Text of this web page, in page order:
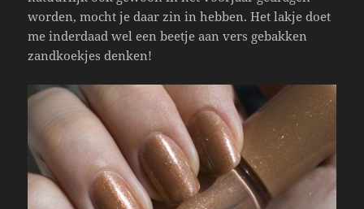
worden, mocht je daar zin in hebben. Het lakje doet
me inderdaad wel een beetje aan vers gebakken
zandkoekjes denken!